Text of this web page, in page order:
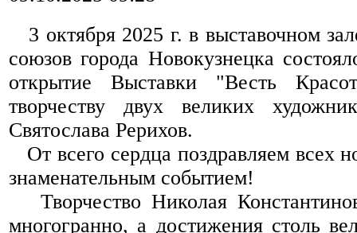
3 октября 2025 г. в выставочном
союзов города Новокузнецка
открытие Выставки "Весть
творчеству двух великих
Святослава Рерихов.
От всего сердца поздравляем всех
знаменательным событием!
Творчество Николая
многогранно, а достижения столь